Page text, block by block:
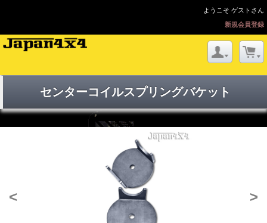
ようこそ ゲストさん
新規会員登録
センターコイルスプリングバケット
< >